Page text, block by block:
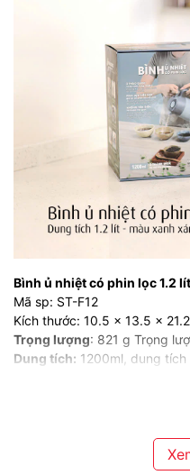
Bình ủ nhiệt có phin lọc 1.2 lít
Mã sp: ST-F12
Kích thước: 10.5 x 13.5 x
Trọng lượng: 821 g Trọng
Dung tích: 1200ml, dung